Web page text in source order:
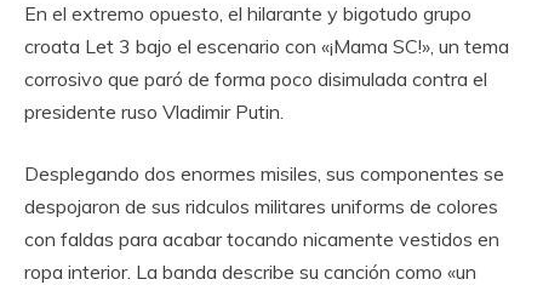
En el extremo opuesto, el hilarante y bigotudo grupo
croata Let 3 bajo el escenario con «¡Mama SC!», un tema
corrosivo que paró de forma poco disimulada contra el
presidente ruso Vladimir Putin.
Desplegando dos enormes misiles, sus componentes se
despojaron de sus ridculos militares uniforms de colores
con faldas para acabar tocando nicamente vestidos en
ropa interior. La banda describe su canción como «un